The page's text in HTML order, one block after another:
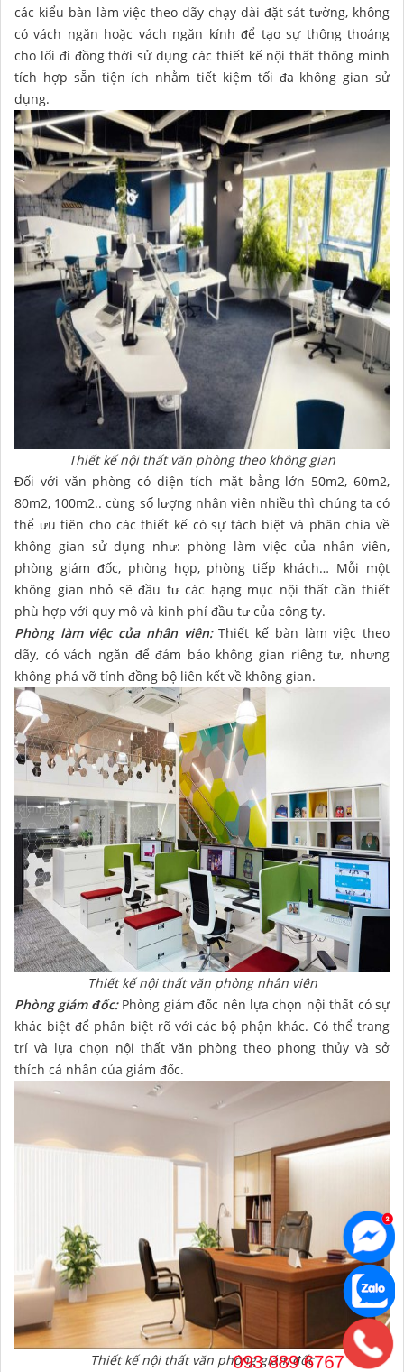
các kiểu bàn làm việc theo dãy chạy dài đặt sát tường, không
có vách ngăn hoặc vách ngăn kính để tạo sự thông thoáng
cho lối đi đồng thời sử dụng các thiết kế nội thất thông minh
tích hợp sẵn tiện ích nhằm tiết kiệm tối đa không gian sử
dụng.
Thiết kế nội thất văn phòng theo không gian
Đối với văn phòng có diện tích mặt bằng lớn 50m2, 60m2,
80m2, 100m2.. cùng số lượng nhân viên nhiều thì chúng ta có
thể ưu tiên cho các thiết kế có sự tách biệt và phân chia về
không gian sử dụng như: phòng làm việc của nhân viên,
phòng giám đốc, phòng họp, phòng tiếp khách… Mỗi một
không gian nhỏ sẽ đầu tư các hạng mục nội thất cần thiết
phù hợp với quy mô và kinh phí đầu tư của công ty.
Phòng làm việc của nhân viên:Thiết kế bàn làm việc theo
dãy, có vách ngăn để đảm bảo không gian riêng tư, nhưng
không phá vỡ tính đồng bộ liên kết về không gian.
Thiết kế nội thất văn phòng nhân viên
Phòng giám đốc: Phòng giám đốc nên lựa chọn nội thất có sự
khác biệt để phân biệt rõ với các bộ phận khác. Có thể trang
trí và lựa chọn nội thất văn phòng theo phong thủy và sở
thích cá nhân của giám đốc.
Thiết kế nội thất văn phòng giám đốc